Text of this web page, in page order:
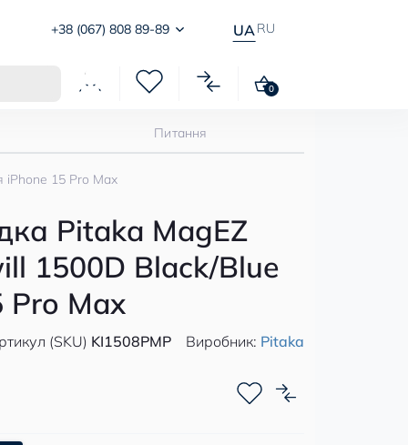
+38 (067) 808 89-89 UA RU
0
iPhone 15 Pro Max
Питання
Pitaka MagEZ
1500D Black/Blue
Pro Max
(SKU) KI1508PMP Виробник: Pitaka